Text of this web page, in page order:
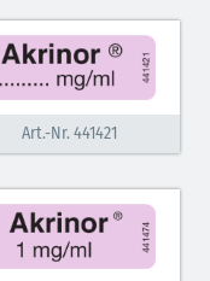
Art.-Nr. 441421